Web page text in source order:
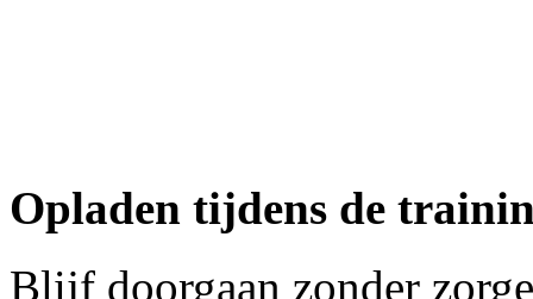
Opladen tijdens de
Blijf doorgaan zonder